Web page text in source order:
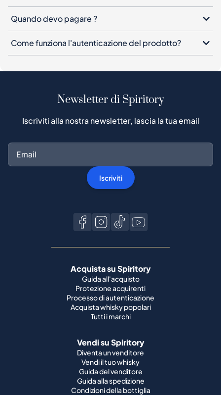
Quando devo pagare ?
Come funziona l'autenticazione del prodotto?
Newsletter di Spiritory
Iscriviti alla nostra newsletter, lascia la tua email
Iscriviti
Acquista su Spiritory
Guida all'acquisto
Protezione acquirenti
Processo di autenticazione
Acquista whisky popolari
Tutti i marchi
Vendi su Spiritory
Diventa un venditore
Vendi il tuo whisky
Guida del venditore
Guida alla spedizione
Condizioni della bottiglia